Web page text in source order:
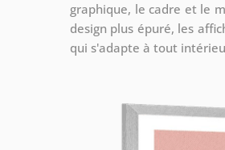
graphique, le cadre et le
design plus épuré, les
qui s'adapte à tout